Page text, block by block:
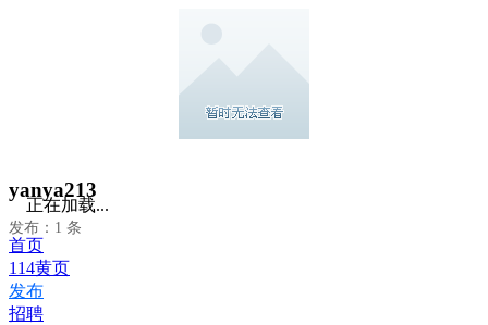
yanya213
发布：1 条
正在加载...
首页
114黄页
发布
招聘